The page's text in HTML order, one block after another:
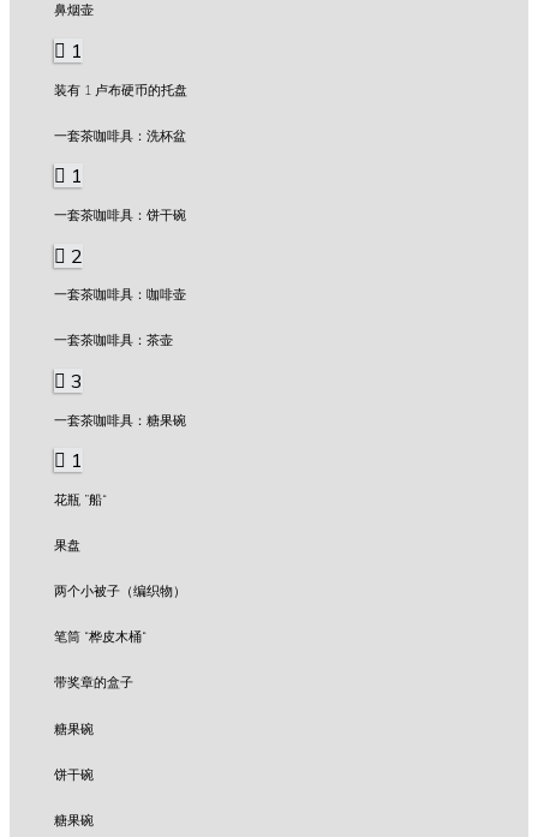
鼻烟壶
1
装有 1 卢布硬币的托盘
一套茶咖啡具：洗杯盆
1
一套茶咖啡具：饼干碗
2
一套茶咖啡具：咖啡壶
一套茶咖啡具：茶壶
3
一套茶咖啡具：糖果碗
1
花瓶 ”船“
果盘
两个小被子（编织物）
笔筒 “桦皮木桶“
带奖章的盒子
糖果碗
饼干碗
糖果碗